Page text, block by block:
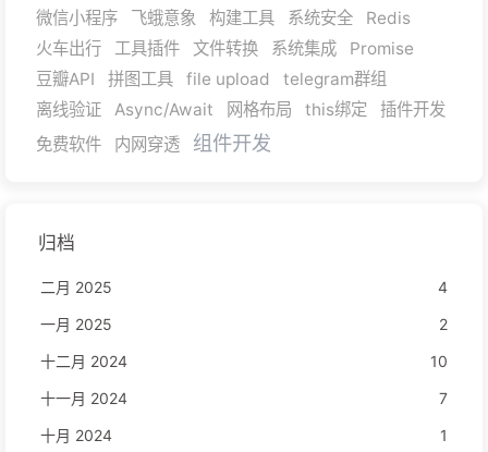
微信小程序
飞蛾意象 构建工具 系统安全
Redis
火车出行
工具插件 文件转换 系统集成
Promise
豆瓣API
拼图工具 file upload
telegram群组
离线验证
Async/Await 网格布局 this绑定
插件开发
免费软件
内网穿透 组件开发
归档
二月 2025
4
一月 2025
2
十二月 2024
10
十一月 2024
7
十月 2024
1